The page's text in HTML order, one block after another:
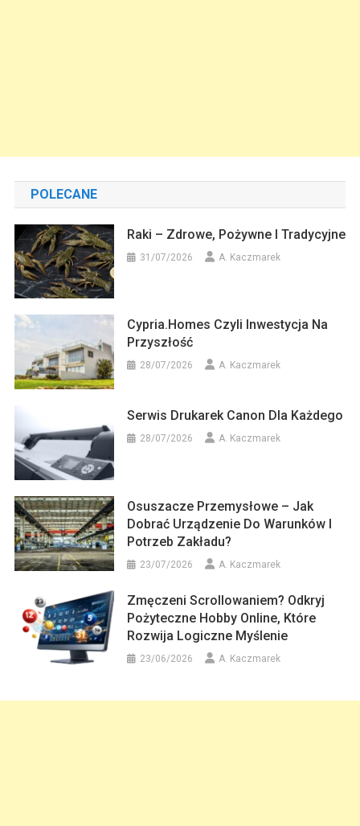
POLECANE
Raki – Zdrowe, Pożywne I Tradycyjne
31/07/2026 A. Kaczmarek
Cypria.homes Czyli Inwestycja Na
Przyszłość
28/07/2026 A. Kaczmarek
Serwis Drukarek Canon Dla Każdego
28/07/2026 A. Kaczmarek
Osuszacze Przemysłowe – Jak
Dobrać Urządzenie Do Warunków I
Potrzeb Zakładu?
23/07/2026 A. Kaczmarek
Zmęczeni Scrollowaniem? Odkryj
Pożyteczne Hobby Online, Które
Rozwija Logiczne Myślenie
23/06/2026 A. Kaczmarek